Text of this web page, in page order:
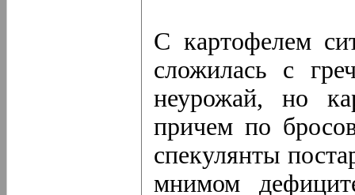
С картофелем
сложилась с
неурожай, но
причем по
спекулянты
мнимом